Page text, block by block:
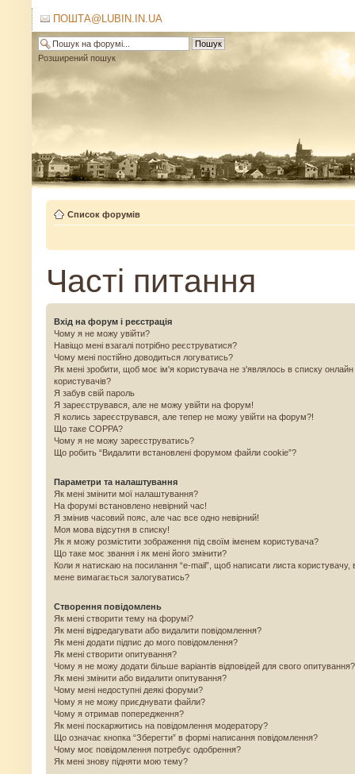
ПОШТА@LUBIN.IN.UA
Розширений пошук
Список форумів
Часті питання
Вхід на форум і реєстрація
Чому я не можу увійти?
Навіщо мені взагалі потрібно реєструватися?
Чому мені постійно доводиться логуватись?
Як мені зробити, щоб моє ім'я користувача не з'являлось в списку онлайн
користувачів?
Я забув свій пароль
Я зареєструвався, але не можу увійти на форум!
Я колись зареєструвався, але тепер не можу увійти на форум?!
Що таке COPPA?
Чому я не можу зареєструватись?
Що робить “Видалити встановлені форумом файли cookie”?
Параметри та налаштування
Як мені змінити мої налаштування?
На форумі встановлено невірний час!
Я змінив часовий пояс, але час все одно невірний!
Моя мова відсутня в списку!
Як я можу розмістити зображення під своїм іменем користувача?
Що таке моє звання і як мені його змінити?
Коли я натискаю на посилання “e-mail”, щоб написати листа користувачу,
мене вимагається залогуватись?
Створення повідомлень
Як мені створити тему на форумі?
Як мені відредагувати або видалити повідомлення?
Як мені додати підпис до мого повідомлення?
Як мені створити опитування?
Чому я не можу додати більше варіантів відповідей для свого опитування?
Як мені змінити або видалити опитування?
Чому мені недоступні деякі форуми?
Чому я не можу приєднувати файли?
Чому я отримав попередження?
Як мені поскаржитись на повідомлення модератору?
Що означає кнопка “Зберегти” в формі написання повідомлення?
Чому моє повідомлення потребує одобрення?
Як мені знову підняти мою тему?